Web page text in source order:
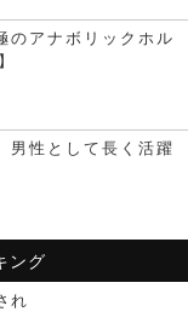
のアナボリックホル
男性として長く活躍
ング
れ